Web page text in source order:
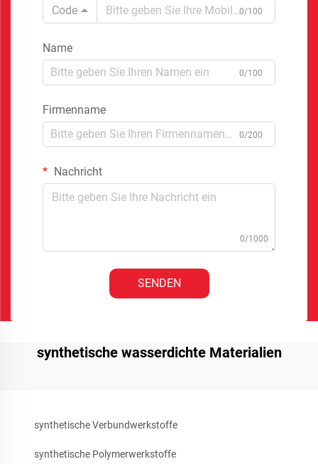
Code
0/100
Name
0/100
Firmenname
0/200
Nachricht
0/1000
SENDEN
synthetische wasserdichte Materialien
synthetische Verbundwerkstoffe
synthetische Polymerwerkstoffe